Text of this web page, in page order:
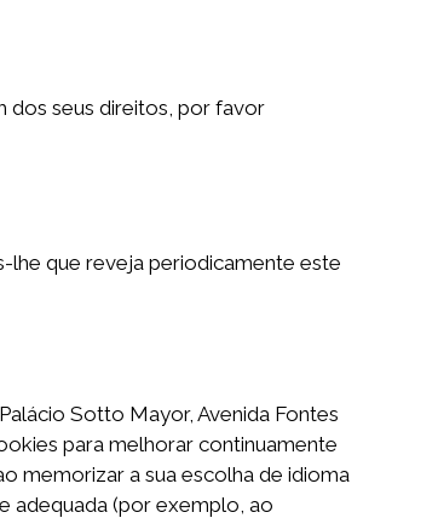
dos seus direitos, por favor
lhe que reveja periodicamente este
Sotto Mayor, Avenida Fontes
para melhorar continuamente
memorizar a sua escolha de idioma
adequada (por exemplo, ao